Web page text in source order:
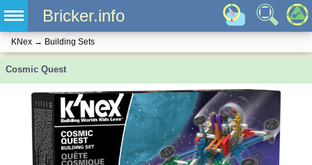
Bricker.info
KNex → Building Sets
Cosmic Quest